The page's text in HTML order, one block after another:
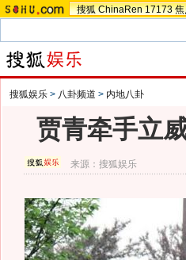
搜狐 ChinaRen 17173 焦
搜狐娱乐 > 八卦频道 > 内地八卦
贾青牵手立
来源：搜狐娱乐